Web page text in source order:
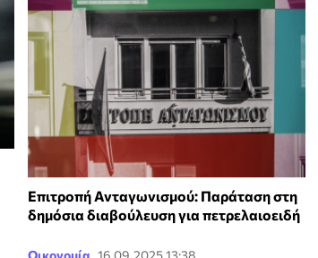
Επιτροπή Ανταγωνισμού: Παράταση στη
δημόσια διαβούλευση για πετρελαιοειδή
Οικονομία 16.09.2025 13:38